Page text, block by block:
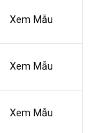
Xem Mẫu
Xem Mẫu
Xem Mẫu